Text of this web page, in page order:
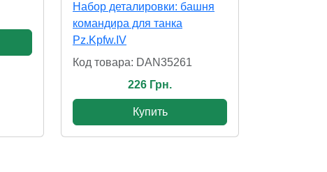
Набор деталировки: башня
командира для танка
Pz.Kpfw.IV
Код товара: DAN35261
226 Грн.
Купить